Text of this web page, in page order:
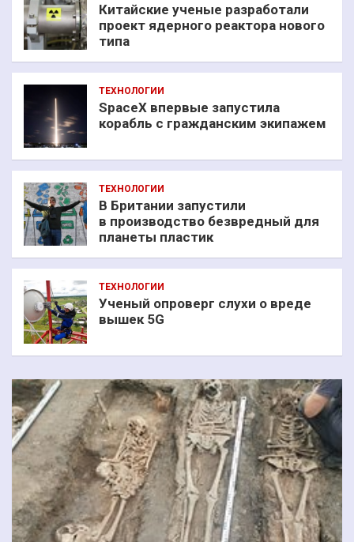
Китайские ученые разработали
проект ядерного реактора нового
типа
ТЕХНОЛОГИИ
SpaceX впервые запустила
корабль с гражданским экипажем
ТЕХНОЛОГИИ
В Британии запустили
в производство безвредный для
планеты пластик
ТЕХНОЛОГИИ
Ученый опроверг слухи о вреде
вышек 5G